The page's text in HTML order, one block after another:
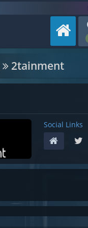
2tainment
Social Links